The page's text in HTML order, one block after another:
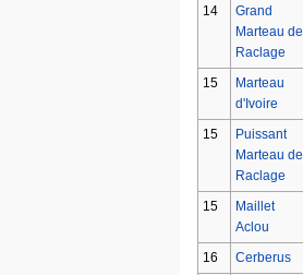
14
Grand
Marteau de
Raclage
15
Marteau
d'Ivoire
15
Puissant
Marteau de
Raclage
15
Maillet
Aclou
16
Cerberus